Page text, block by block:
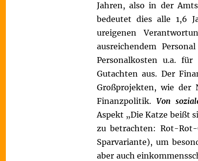
Jahren, also in der
bedeutet dies alle 1,6
ureigenen
ausreichendem
Personalkosten u.a.
Gutachten aus. Der
Großprojekten, wie der
Finanzpolitik. Von
Aspekt „Die Katze beißt
zu betrachten: Rot-
Sparvariante), um
aber auch